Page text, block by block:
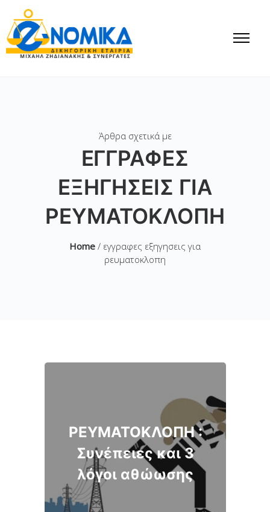
Άρθρα σχετικά με
ΕΓΓΡΑΦΕΣ
ΕΞΗΓΗΣΕΙΣ ΓΙΑ
ΡΕΥΜΑΤΟΚΛΟΠΗ
Home / εγγραφες εξηγησεις για
ρευματοκλοπη
ΡΕΥΜΑΤΟΚΛΟΠΗ :
Συνέπειες και 3
λόγοι αθώωσης